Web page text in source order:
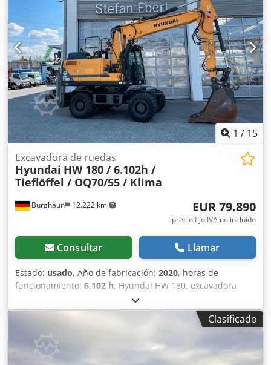
1 / 15
Burghaun 12.222 km
Excavadora de ruedas
Hyundai HW 180 / 6.102h /
Tieflöffel / OQ70/55 / Klima
EUR 79.890
precio fijo IVA no incluído
Consultar Llamar
Estado: usado, Año de fabricación: 2020, horas de
funcionamiento: 6.102 h, Hyundai HW 180, excavadora
móvil, año de fabricación: 04/2020, horas de
funcionamiento: ¡solo 6.102 horas!, acoplamiento rápido
OilQuick OQ70/55, cuchara para excavación profunda de
1.200 mm, soporte de cuchilla, brazo extensible ajustable,
sistema hidráulico para martillo y cizalla, cámara a la
derecha, a la izquierda y en la parte trasera, radio, aire
Clasificado